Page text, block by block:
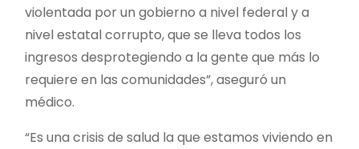
violentada por un gobierno a nivel federal y a
nivel estatal corrupto, que se lleva todos los
ingresos desprotegiendo a la gente que más lo
requiere en las comunidades”, aseguró un
médico.
“Es una crisis de salud la que estamos viviendo en